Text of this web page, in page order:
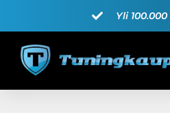
Yli 100.000